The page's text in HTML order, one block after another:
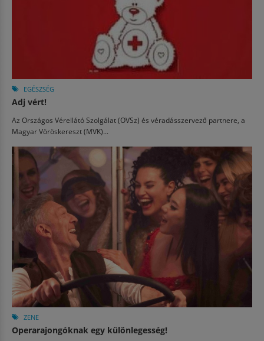
EGÉSZSÉG
Adj vért!
Az Országos Vérellátó Szolgálat (OVSz) és véradásszervező partnere, a
Magyar Vöröskereszt (MVK)...
ZENE
Operarajongóknak egy különlegesség!